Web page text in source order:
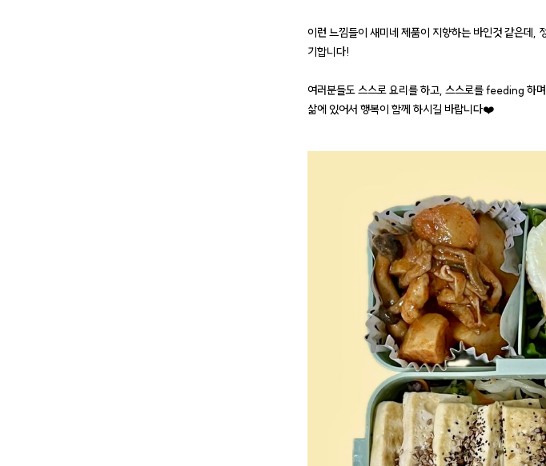
이런 느낌들이 새미네 제품이 지향하는 바인것 같은데,
기합니다!
여러분들도 스스로 요리를 하고, 스스로를 feeding 하
삶에 있어서 행복이 함께 하시길 바랍니다❤️